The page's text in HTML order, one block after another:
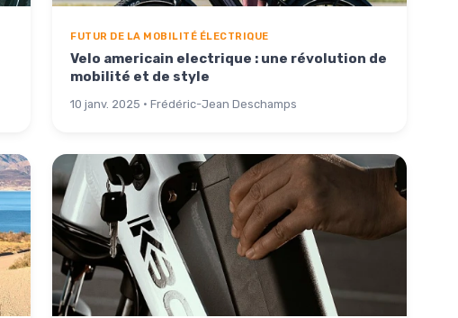
FUTUR DE LA MOBILITÉ ÉLECTRIQUE
Velo americain electrique : une révolution de
mobilité et de style
10 janv. 2025 · Frédéric-Jean Deschamps